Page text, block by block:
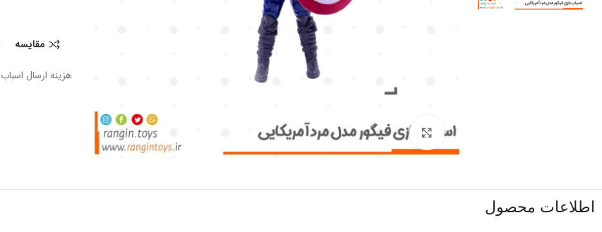
برای بزرگنمایی کلیک کنید
مقایسه
هزینه ارسال
اطلاعات محصول